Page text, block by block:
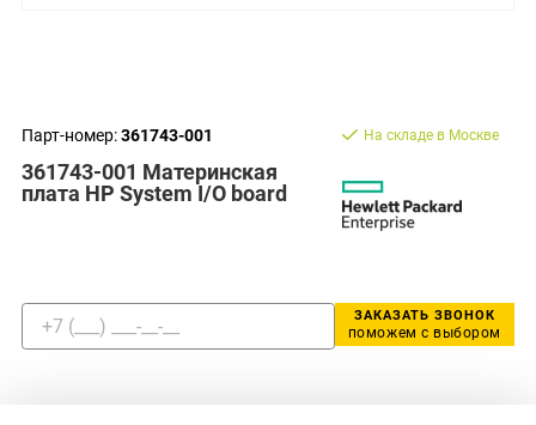
Парт-номер:361743-001
361743-001 Материнская
плата HP System I/O board
На складе в Москве
ЗАКАЗАТЬ ЗВОНОК
поможем с выбором